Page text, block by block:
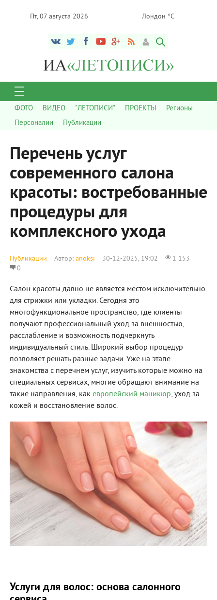
Пт, 07 августа 2026 Лондон °C
ФОТО ВИДЕО "ЛЕТОПИСИ" ПРОЕКТЫ
Регионы
Персоналии
Публикации
Перечень услуг
современного салона
красоты: востребованные
процедуры для
комплексного ухода
Публикации Автор: anoksi 30-12-2025, 19:02
1 153
0
Салон красоты давно не является местом исключительно
для стрижки или укладки. Сегодня это
многофункциональное пространство, где клиенты
получают профессиональный уход за внешностью,
расслабление и возможность подчеркнуть
индивидуальный стиль. Широкий выбор процедур
позволяет решать разные задачи. Уже на этапе
знакомства с перечнем услуг, изучить которые можно на
специальных сервисах, многие обращают внимание на
такие направления, как европейский маникюр, уход за
кожей и восстановление волос.
Услуги для волос: основа салонного